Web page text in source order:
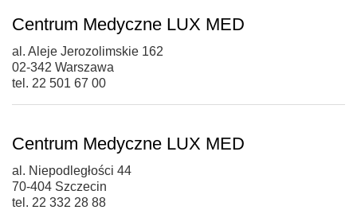
Centrum Medyczne LUX MED
al. Aleje Jerozolimskie 162
02-342 Warszawa
tel. 22 501 67 00
Centrum Medyczne LUX MED
al. Niepodległości 44
70-404 Szczecin
tel. 22 332 28 88